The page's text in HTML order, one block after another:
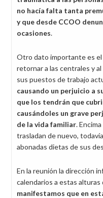
no hacía falta tanta
y que desde CCOO
ocasiones.
Otro dato importante es
retornar a las centrales y
sus puestos de trabajo
causando un perjuicio a
que los tendrán que
causándoles un grave
de la vida familiar.
trasladan de nuevo,
abonadas dietas de sus
En la reunión la dirección
calendarios a estas alturas
manifestamos que en